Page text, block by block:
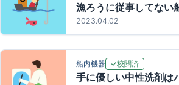
漁ろうに従事してない
2023.04.02
船内機器 校閲済
手に優しい中性洗剤は